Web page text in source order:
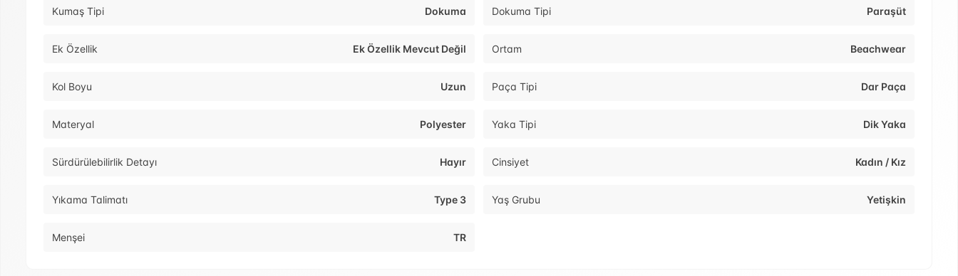
Kumaş Tipi Dokuma Dokuma Tipi Paraşüt
Ek Özellik Ek Özellik Mevcut Değil Ortam Beachwear
Kol Boyu Uzun Paça Tipi Dar Paça
Materyal Polyester Yaka Tipi Dik Yaka
Sürdürülebilirlik Detayı Hayır Cinsiyet Kadın / Kız
Yıkama Talimatı Type 3 Yaş Grubu Yetişkin
Menşei TR